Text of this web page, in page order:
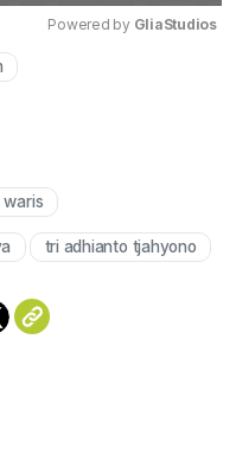
Powered by GliaStudios
waris
tri adhianto tjahyono